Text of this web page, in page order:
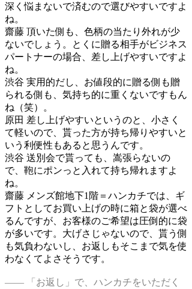
深く悩まないで済むので選びやすいですよ
ね。
齋藤 頂いた側も、色柄の当たり外れが少
ないでしょう。とくに贈る相手がビジネス
パートナーの場合、差し上げやすいですよ
ね。
渋谷 実用的だし、お値段的に贈る側も贈
られる側も、気持ち的に重くないですもん
ね（笑）。
原田 差し上げやすいというのと、小さく
て軽いので、貰った方が持ち帰りやすいと
いう利便性もあると思うんです。
渋谷 送別会で貰っても、嵩張らないの
で、鞄にポンっと入れて持ち帰れますよ
ね。
齋藤 メンズ館地下1階＝ハンカチでは、ギ
フトとしてお買い上げの時に箱と袋が選べ
るんですが、お客様のご希望は圧倒的に袋
が多いです。大げさじゃないので、貰う側
も気負わないし、お返しもそこまで気を使
わなくてよさそうです。
―― 「お返し」で、ハンカチをいただく